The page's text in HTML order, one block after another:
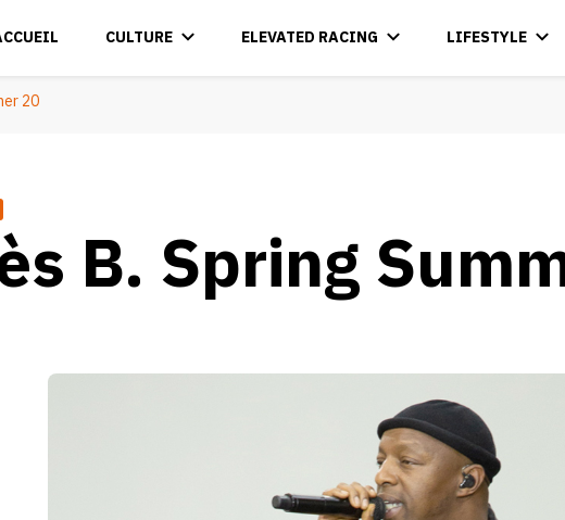
CULTURE ELEVATED RACING LIFESTYLE
20
B. Spring